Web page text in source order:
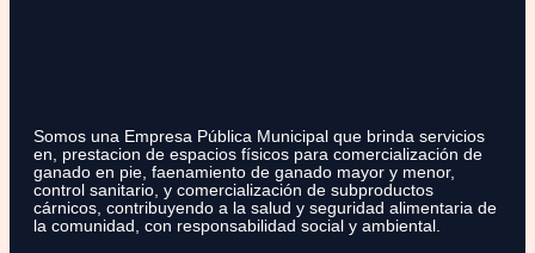
Somos una Empresa Pública Municipal que brinda servicios
en, prestacion de espacios físicos para comercialización de
ganado en pie, faenamiento de ganado mayor y menor,
control sanitario, y comercialización de subproductos
cárnicos, contribuyendo a la salud y seguridad alimentaria de
la comunidad, con responsabilidad social y ambiental.